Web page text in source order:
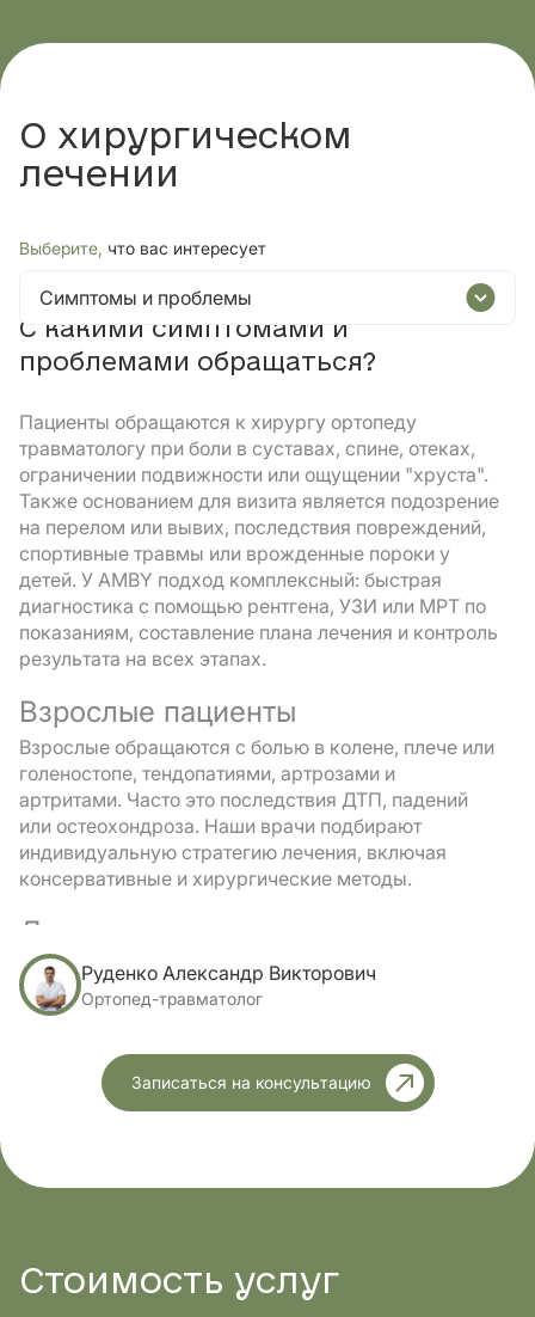
О хирургическом
лечении
Выберите, что вас интересует
Симптомы и проблемы
С какими симптомами и
проблемами обращаться?
Пациенты обращаются к хирургу ортопеду
травматологу при боли в суставах, спине, отеках,
ограничении подвижности или ощущении "хруста".
Также основанием для визита является подозрение
на перелом или вывих, последствия повреждений,
спортивные травмы или врожденные пороки у
детей. У AMBY подход комплексный: быстрая
диагностика с помощью рентгена, УЗИ или МРТ по
показаниям, составление плана лечения и контроль
результата на всех этапах.
Взрослые пациенты
Взрослые обращаются с болью в колене, плече или
голеностопе, тендопатиями, артрозами и
артритами. Часто это последствия ДТП, падений
или остеохондроза. Наши врачи подбирают
индивидуальную стратегию лечения, включая
консервативные и хирургические методы.
Дети и подростки
У детей и подростков причинами обращения
являются нарушения осанки, плоскостопие,
дисплазия тазобедренных суставов, косолапость и
ортопеда хирурга помогает определить, когда
следует проводить профилактические мероприятия
Руденко Александр Викторович
Ортопед-травматолог
Записаться на консультацию
Стоимость услуг